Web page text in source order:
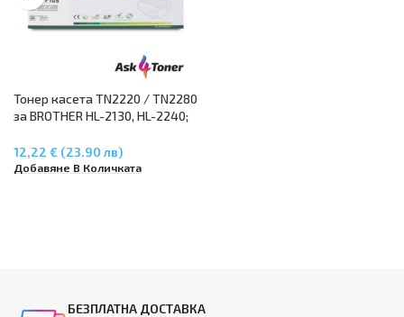
Тонер касета TN2220 / TN2280
за BROTHER HL-2130, HL-2240;
/ 7070; MFC-7360N / MFC-
7460DN / MFC-7860DW
12,22 € (23.90 лв)
Добавяне В Количката
БЕЗПЛАТНА ДОСТАВКА